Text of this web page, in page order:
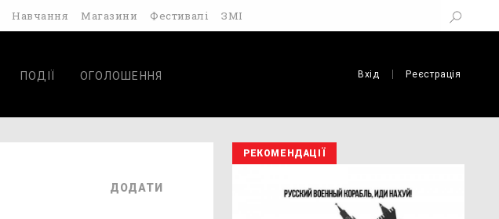
Навчання Магазини Фестивалі ЗМІ
ПОДІЇ ОГОЛОШЕННЯ Вхід Реєстрація
ДОДАТИ
РЕКОМЕНДАЦІЇ